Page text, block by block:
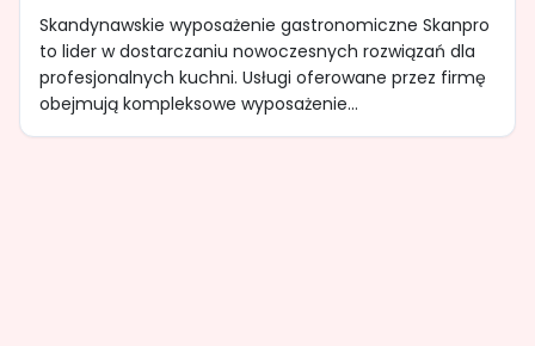
Skandynawskie wyposażenie gastronomiczne Skanpro
to lider w dostarczaniu nowoczesnych rozwiązań dla
profesjonalnych kuchni. Usługi oferowane przez firmę
obejmują kompleksowe wyposażenie...